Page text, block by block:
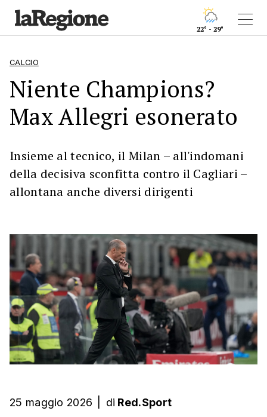
22° - 29°
CALCIO
Niente Champions?
Max Allegri esonerato
Insieme al tecnico, il Milan – all'indomani
della decisiva sconfitta contro il Cagliari –
allontana anche diversi dirigenti
25 maggio 2026 di Red.Sport